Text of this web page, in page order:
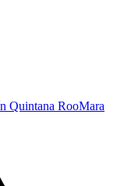
Quintana RooMara